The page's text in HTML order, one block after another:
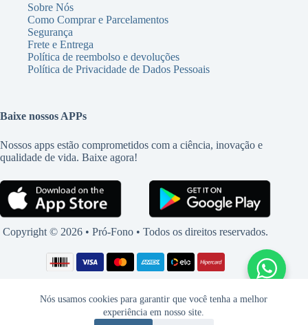
Nós usamos cookies para garantir que você tenha a melhor
experiência em nosso site.
Sobre Nós
Como Comprar e Parcelamentos
Segurança
Frete e Entrega
Política de reembolso e devoluções
Política de Privacidade de Dados Pessoais
Baixe nossos APPs
Nossos apps estão comprometidos com a ciência, inovação e
qualidade de vida. Baixe agora!
Copyright © 2026 • Pró-Fono • Todos os direitos reservados.